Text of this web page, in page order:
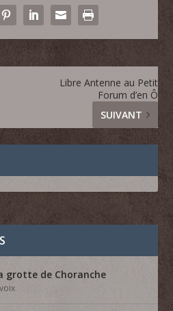
Libre Antenne au Petit
Forum d’en Ô
SUIVANT
grotte de Choranche